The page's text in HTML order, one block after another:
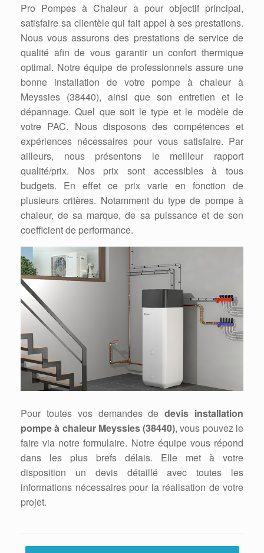
Pro Pompes à Chaleur a pour objectif principal,
satisfaire sa clientèle qui fait appel à ses prestations.
Nous vous assurons des prestations de service de
qualité afin de vous garantir un confort thermique
optimal. Notre équipe de professionnels assure une
bonne installation de votre pompe à chaleur à
Meyssies (38440), ainsi que son entretien et le
dépannage. Quel que soit le type et le modèle de
votre PAC. Nous disposons des compétences et
expériences nécessaires pour vous satisfaire. Par
ailleurs, nous présentons le meilleur rapport
qualité/prix. Nos prix sont accessibles à tous
budgets. En effet ce prix varie en fonction de
plusieurs critères. Notamment du type de pompe à
chaleur, de sa marque, de sa puissance et de son
coefficient de performance.
Pour toutes vos demandes dedevis installation
pompe à chaleur Meyssies (38440), vous pouvez le
faire via notre formulaire. Notre équipe vous répond
dans les plus brefs délais. Elle met à votre
disposition un devis détaillé avec toutes les
informations nécessaires pour la réalisation de votre
projet.